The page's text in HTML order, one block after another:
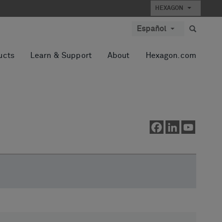
HEXAGON
Español
Learn & Support About Hexagon.com